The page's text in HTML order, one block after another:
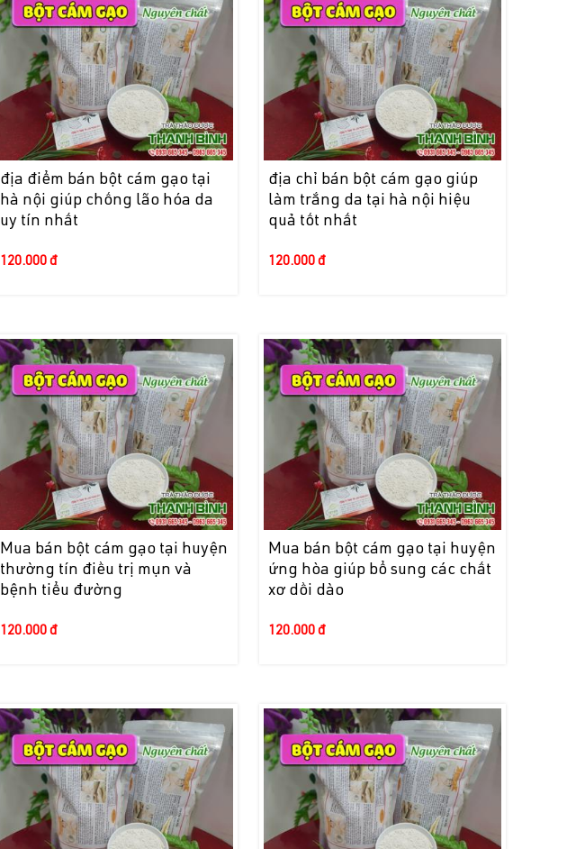
địa điểm bán bột cám gạo tại
hà nội giúp chống lão hóa da
uy tín nhất
120.000 đ
địa chỉ bán bột cám gạo giúp
làm trắng da tại hà nội hiệu
quả tốt nhất
120.000 đ
Mua bán bột cám gạo tại huyện
thường tín điều trị mụn và
bệnh tiểu đường
120.000 đ
Mua bán bột cám gạo tại huyện
ứng hòa giúp bổ sung các chất
xơ dồi dào
120.000 đ